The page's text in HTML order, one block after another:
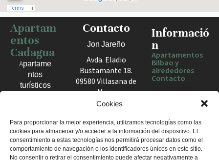
Cookies
Para proporcionar la mejor experiencia, utilizamos tecnologías como las
cookies para almacenar y/o acceder a la información del dispositivo. El
consentimiento a estas tecnologías nos permitirá procesar datos como el
comportamiento de navegación o los identificadores únicos en este sitio.
No consentir o retirar el consentimiento puede afectar negativamente a
Haz clic para activar el mapa
Apartam
entos
Cadagua
Apartame
ntos
turísticos
el Valle
de Mena.
Estancias
cómodas
Contacto
Jon Jareño
Avda. Eladio
Bustamante 18.
09580 Villasana de
Mena
España
+34 675 602
960
apartamentosc
Informació
n
Apartamentos
Bilbao y
alrededores
Contacto